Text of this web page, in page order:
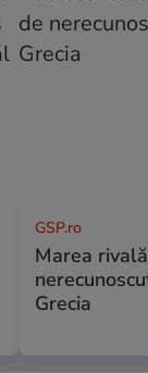
GSP.ro
Marea
Grecia